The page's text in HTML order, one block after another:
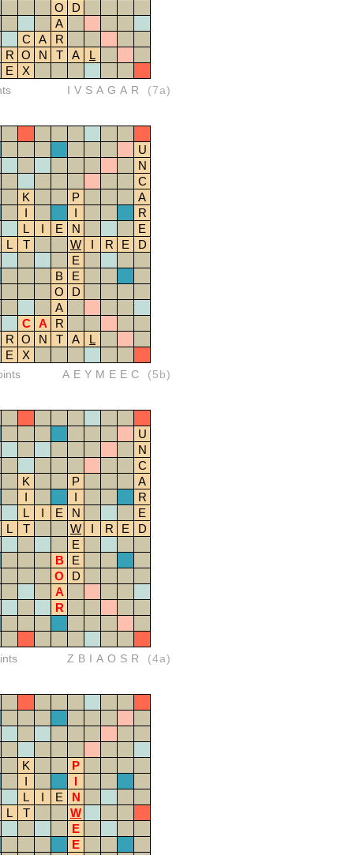
O
D
A
C
A
R
R O N T A
L
E
X
IVSAGAR (7a)
U
N
C
K
P
A
I
I
R
L
I E N
E
L T W I R E
D
E
B
E
O
D
A
C
A
R
R O N T A
L
E
X
AEYMEEC (5b)
U
N
C
K
P
A
I
I
R
L
I E N
E
L T W I R E
D
E
B
E
O
D
A
R
ZBIAOSR (4a)
K
P
I
I
L
I E
N
L T
W
E
E